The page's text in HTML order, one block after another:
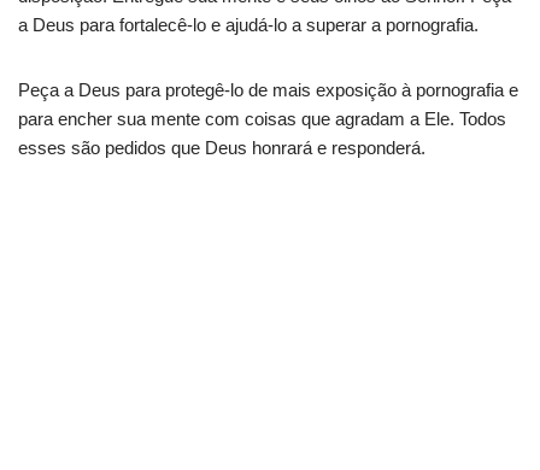
a Deus para fortalecê-lo e ajudá-lo a superar a pornografia.
Peça a Deus para protegê-lo de mais exposição à pornografia e
para encher sua mente com coisas que agradam a Ele. Todos
esses são pedidos que Deus honrará e responderá.